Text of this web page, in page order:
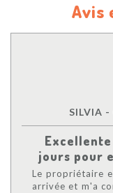
Avis
SILVIA
jours pour
Le propriétaire
arrivée et m'a